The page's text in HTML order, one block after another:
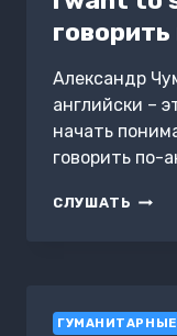
Александр
английски –
начать
говорить по-
СЛУШАТЬ L
ХОЧУ